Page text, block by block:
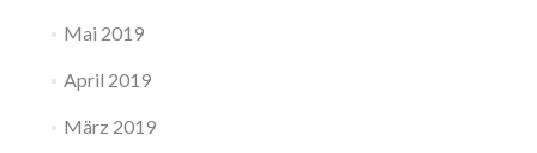
Mai 2019
April 2019
März 2019